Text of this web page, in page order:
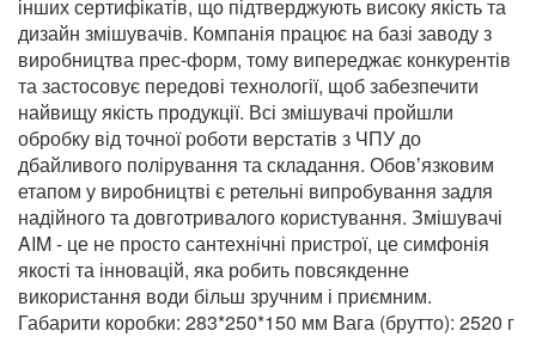
інших сертифікатів, що підтверджують високу якість та
дизайн змішувачів. Компанія працює на базі заводу з
виробництва прес-форм, тому випереджає конкурентів
та застосовує передові технології, щоб забезпечити
найвищу якість продукції. Всі змішувачі пройшли
обробку від точної роботи верстатів з ЧПУ до
дбайливого полірування та складання. Обовʼязковим
етапом у виробництві є ретельні випробування задля
надійного та довготривалого користування. Змішувачі
AIM - це не просто сантехнічні пристрої, це симфонія
якості та інновацій, яка робить повсякденне
використання води більш зручним і приємним.
Габарити коробки: 283*250*150 мм Вага (брутто): 2520 г